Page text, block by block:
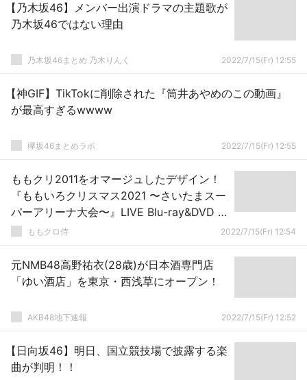
【乃木坂46】メンバー出演ドラマの主題歌が
乃木坂46ではない理由
乃木坂46まとめ 乃木りんく 2022/7/15(Fr) 12:55
【神GIF】TikTokに削除された『筒井あやめのこの動画』
が最高すぎるwwww
欅坂46まとめラボ 2022/7/15(Fr) 12:55
ももクリ2011をオマージュしたデザイン！
『ももいろクリスマス2021 〜さいたまスー
パーアリーナ大会〜』LIVE Blu-ray&DVD ジ
ャケット写真公開！
ももクロ侍 2022/7/15(Fr) 12:54
元NMB48高野祐衣(28歳)が日本酒専門店
「ゆい酒店」を東京・西浅草にオープン！
AKB48地下速報 2022/7/15(Fr) 12:52
【日向坂46】明日、国立競技場で披露する楽
曲が判明！！